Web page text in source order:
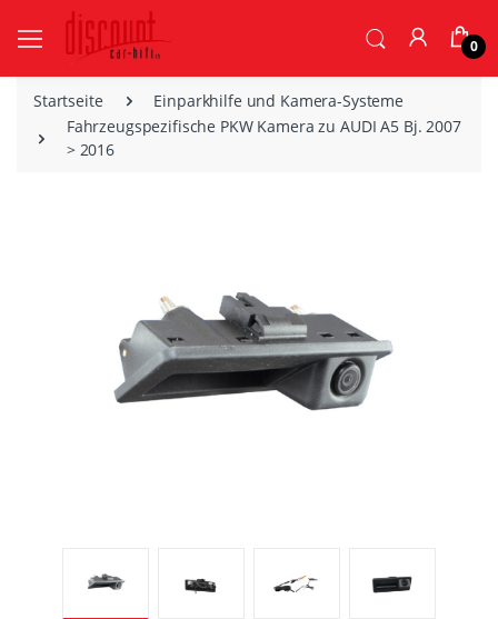
0
Startseite
Einparkhilfe und Kamera-Systeme
Fahrzeugspezifische PKW Kamera zu AUDI A5 Bj. 2007
> 2016